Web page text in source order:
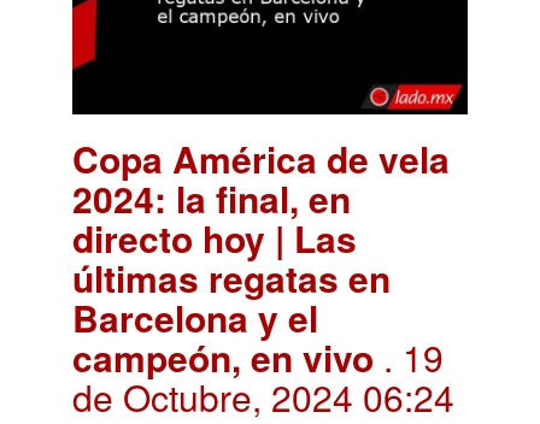
Copa América de vela
2024: la final, en
directo hoy | Las
últimas regatas en
Barcelona y el
campeón, en vivo . 19
de Octubre, 2024 06:24